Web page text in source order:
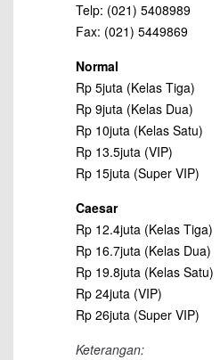
Telp: (021) 5408989
Fax: (021) 5449869
Normal
Rp 5juta (Kelas Tiga)
Rp 9juta (Kelas Dua)
Rp 10juta (Kelas Satu)
Rp 13.5juta (VIP)
Rp 15juta (Super VIP)
Caesar
Rp 12.4juta (Kelas Tiga)
Rp 16.7juta (Kelas Dua)
Rp 19.8juta (Kelas Satu)
Rp 24juta (VIP)
Rp 26juta (Super VIP)
Keterangan: